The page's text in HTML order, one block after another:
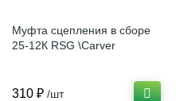
Муфта сцепления в сборе
25-12К RSG \Carver
310 ₽ /шт